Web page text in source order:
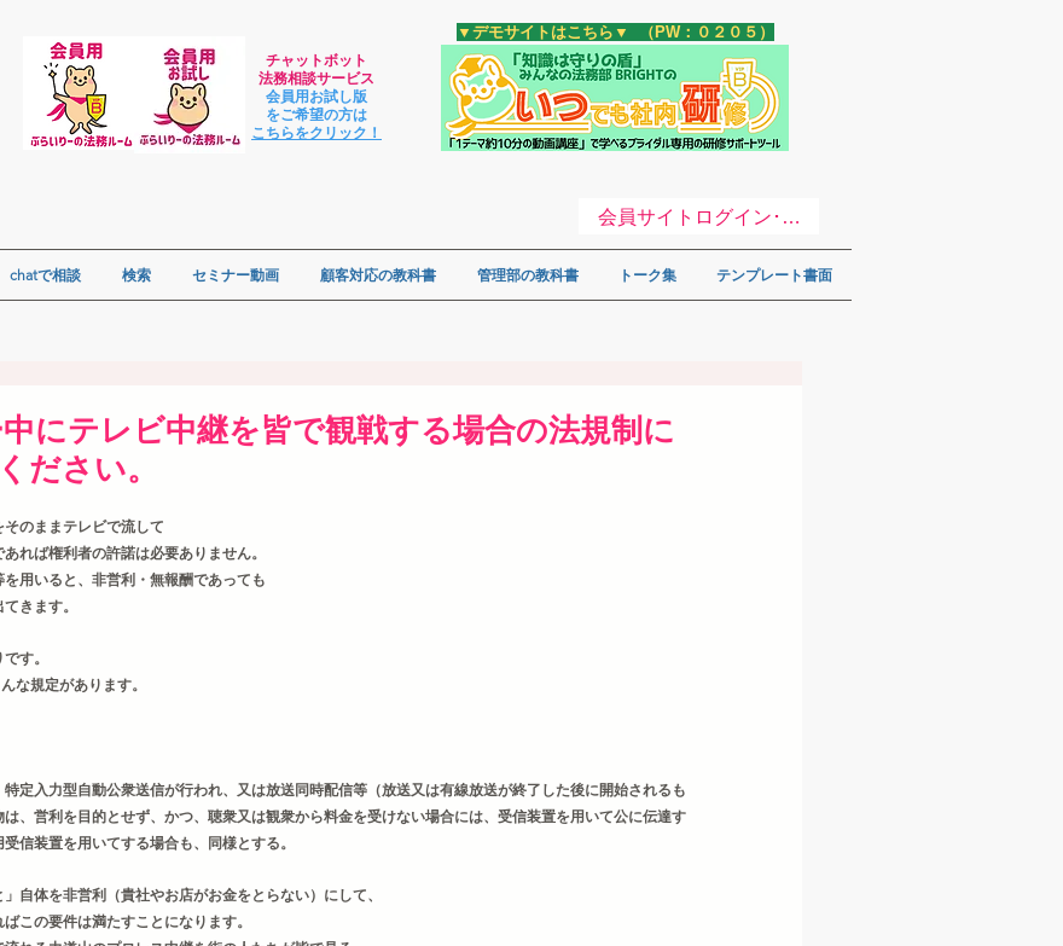
チャットボット
法務相談サービス
会員用お試し版
をご希望の方は
​こちらをクリック！
​▼デモサイトはこちら▼ （PW：０２０５）
chatで相談 検索 セミナー動画 顧客対応の教科書 管理部の教科書 トーク集 テンプレート書面
にテレビ中継を皆で観戦する場合の法規制に
ださい。
のままテレビで流して
れば権利者の許諾は必要ありません。
用いると、非営利・無報酬であっても
きます。
す。
な規定があります。
特定入力型自動公衆送信が行われ、又は放送同時配信等（放送又は有線放送が終了した後に開始されるも
、営利を目的とせず、かつ、聴衆又は観衆から料金を受けない場合には、受信装置を用いて公に伝達す
信装置を用いてする場合も、同様とする。
自体を非営利（貴社やお店がお金をとらない）にして、
この要件は満たすことになります。